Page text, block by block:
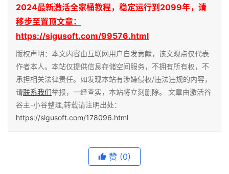
2024最新激活全家桶教程，稳定运行到2099年，请
移步至置顶文章：
https://sigusoft.com/99576.html
版权声明：本文内容由互联网用户自发贡献，该文观点仅代表
作者本人。本站仅提供信息存储空间服务，不拥有所有权，不
承担相关法律责任。如发现本站有涉嫌侵权/违法违规的内容，
请联系我们举报，一经查实，本站将立刻删除。 文章由激活谷
谷主-小谷整理,转载请注明出处：
https://sigusoft.com/178096.html
赞 (0)